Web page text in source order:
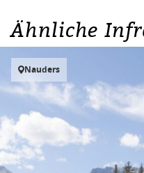
Ähnliche
Nauders